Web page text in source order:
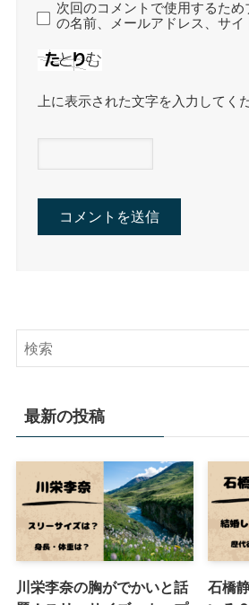
次回のコメントで使用するため
の名前、メールアドレス、サイ
上に表示された文字を入力してく
最新の投稿
川栄李奈の胸がでかいと話
石橋